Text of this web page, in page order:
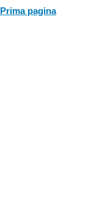
Prima pagina